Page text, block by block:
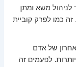
משא ומתן
כמו לפרק קוביית
של אדם
לפעמים זה